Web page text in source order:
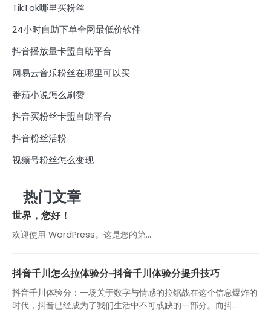
TikTok哪里买粉丝
24小时自助下单全网最低价软件
抖音播放量卡盟自助平台
网易云音乐粉丝在哪里可以买
番茄小说怎么刷赞
抖音买粉丝卡盟自助平台
抖音粉丝活粉
视频号粉丝怎么变现
热门文章
世界，您好！
欢迎使用 WordPress。这是您的第…
抖音千川怎么拉体验分-抖音千川体验分提升技巧
抖音千川体验分：一场关于数字与情感的拉锯战在这个信息爆炸的
时代，抖音已经成为了我们生活中不可或缺的一部分。而抖...